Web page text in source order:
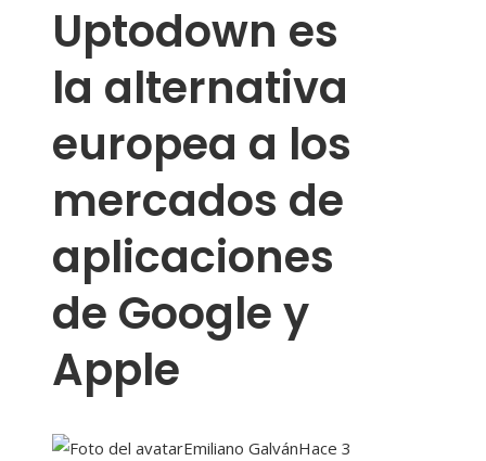
Uptodown es
la alternativa
europea a los
mercados de
aplicaciones
de Google y
Apple
Emiliano GalvánHace 3